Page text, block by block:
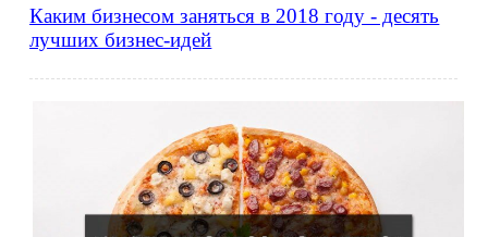
Каким бизнесом заняться в 2018 году - десять
лучших бизнес-идей